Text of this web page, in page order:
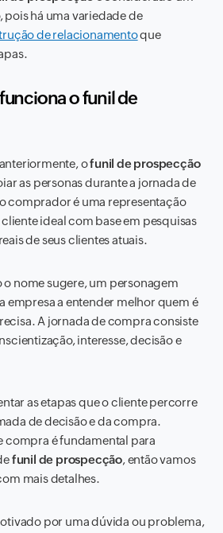
há uma variedade de
de relacionamentoque
o funil de
ofunil de prospecção
as personas durante a jornada de
comprador é uma representação
ideal com base em pesquisas
de seus clientes atuais.
o nome sugere, um personagem
empresa a entender melhor quem é
A jornada de compra consiste
interesse, decisão e
as etapas que o cliente percorre
de decisão e da compra.
compra é fundamental para
funil de prospecção, então vamos
mais detalhes.
por uma dúvida ou problema,